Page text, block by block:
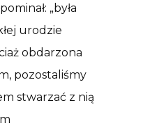
„była
urodzie
obdarzona
pozostaliśmy
stwarzać z nią